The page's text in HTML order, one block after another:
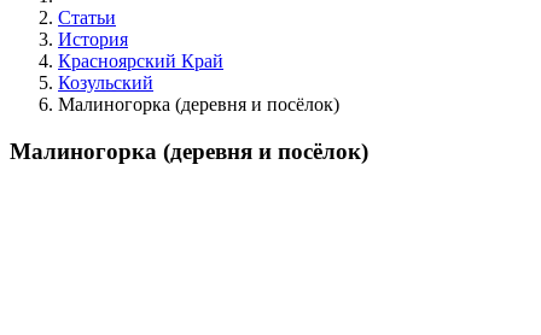
Статьи
История
Красноярский Край
Козульский
Малиногорка (деревня и посёлок)
Малиногорка (деревня и посёлок)